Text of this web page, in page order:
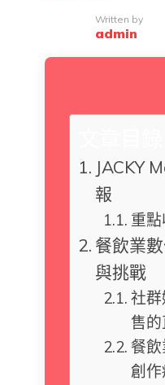
Written by
admin
JACKY
報
重
餐飲業
與挑戰
社
售
餐
創